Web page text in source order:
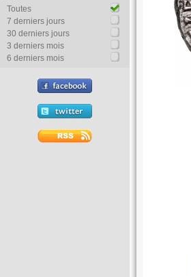
Toutes
7 derniers jours
30 derniers jours
3 derniers mois
6 derniers mois